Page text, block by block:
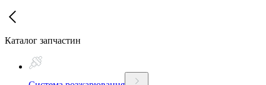
Каталог запчастин